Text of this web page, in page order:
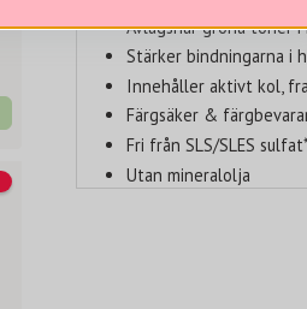
Avlägsnar gröna toner
Stärker bindningarna i
Innehåller aktivt kol,
Färgsäker &
Fri från SLS/SLES
Utan mineralolja